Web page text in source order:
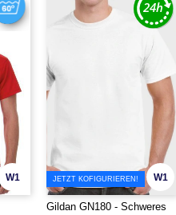
W1 W1
JETZT KOFIGURIEREN!
Gildan GN180 - Schweres